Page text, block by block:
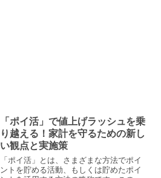
「ポイ活」で値上げラッシュを乗
り越える！家計を守るための新し
い観点と実施策
「ポイ活」とは、さまざまな方法でポイ
ントを貯める活動、もしくは貯めたポイ